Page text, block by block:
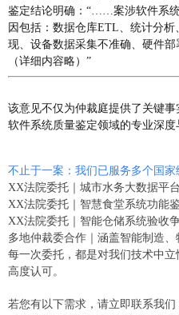
鉴定结论明确：“……案涉软件系
因包括： 数据仓库ETL、统计分
现、设备数据采集不准确、硬件
（详细内容略）”
该意见不仅为仲裁庭提供了关键
软件系统质量鉴定领域的专业深度
不止于一案：我们已服务多个国家
XX法院委托｜城市水务大数据平
XX法院委托｜智慧食堂系统功能
XX法院委托｜智能仓储系统验收
多地仲裁委合作｜涵盖智能制造、
每一次委托，都是对我们技术中
高度认可。
若您有以下需求，请立即联系我们